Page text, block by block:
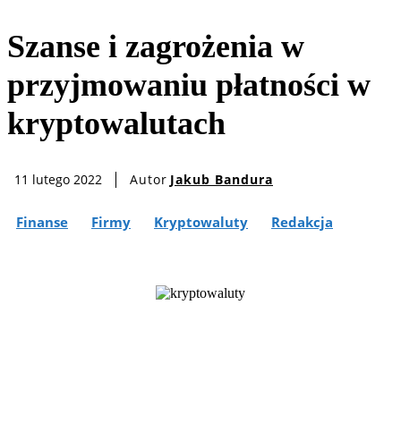
Szanse i zagrożenia w
przyjmowaniu płatności w
kryptowalutach
11 lutego 2022 Autor Jakub Bandura
Finanse Firmy Kryptowaluty Redakcja